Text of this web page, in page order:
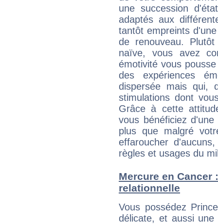
une succession
adaptés aux
tantôt empreints
de renouveau.
naïve, vous avez
émotivité vous
des expériences
dispersée mais qui,
stimulations dont
Grâce à cette
vous bénéficiez
plus que malgré
effaroucher
règles et usages du
Mercure en
relationnelle
Vous possédez
délicate, et aussi